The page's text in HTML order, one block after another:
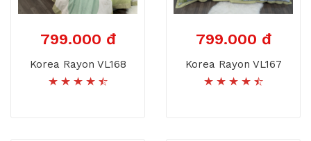
799.000 đ
Korea Rayon VL168
799.000 đ
Korea Rayon VL167